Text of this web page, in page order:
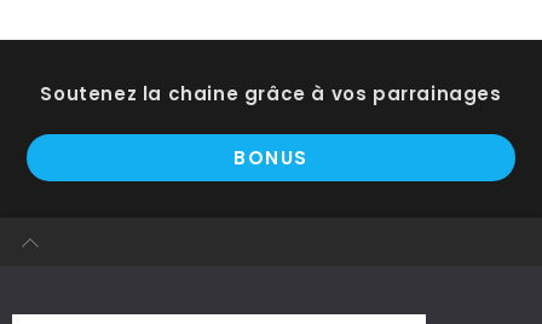
Soutenez la chaine grâce à vos parrainages
BONUS